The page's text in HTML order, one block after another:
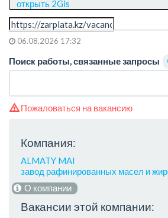
открыть 2Gis
06.08.2026 17:32
Поиск работы, связанные запросы
Пожаловаться на вакансию
Компания:
ALMATY MAI
завод рафинированных масел и
О компании
Вакансии этой компании: